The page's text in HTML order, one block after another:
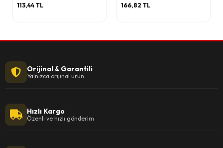
113,44 TL
166,82 TL
Orijinal & Garantili
Yalnızca orijinal ürün
Hızlı Kargo
Özenli ve hızlı gönderim